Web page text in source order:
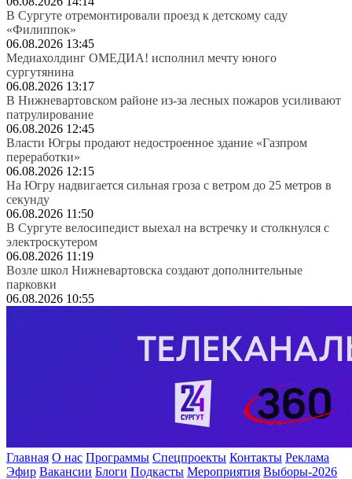
В Сургуте отремонтировали проезд к детскому саду
«Филиппок»
06.08.2026 13:45
Медиахолдинг ОМЕДИА! исполнил мечту юного
сургутянина
06.08.2026 13:17
В Нижневартовском районе из-за лесных пожаров усиливают
патрулирование
06.08.2026 12:45
Власти Югры продают недостроенное здание «Газпром
переработки»
06.08.2026 12:15
На Югру надвигается сильная гроза с ветром до 25 метров в
секунду
06.08.2026 11:50
В Сургуте велосипедист выехал на встречку и столкнулся с
электроскутером
06.08.2026 11:19
Возле школ Нижневартовска создают дополнительные
парковки
06.08.2026 10:55
Главная О нас Программы Спецпроекты Контакты Реклама
Эфир Вакансии Блоги Подкасты Мероприятия Выборы-2026